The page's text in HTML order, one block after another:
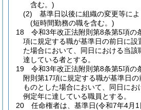
含む。)
(2)
基準日以後に組織の変更等に
(短時間勤務の職を含む。)
18
令和3年改正法附則第8条第5項の
項に規定する職が基準日の前日に設
た場合において、同日における当該
達している者とする。
19
令和3年改正法附則第8条第5項の
附則第17項に規定する職が基準日
ものとした場合において、同日にお
例定年に達している職員とする。
20
任命権者は、基準日(令和7年4月1